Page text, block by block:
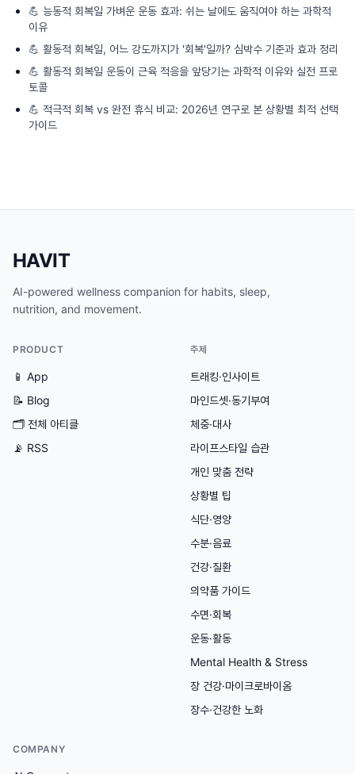
💪 능동적 회복일 가벼운 운동 효과: 쉬는 날에도 움직여야 하는 과학적
이유
💪 활동적 회복일, 어느 강도까지가 '회복'일까? 심박수 기준과 효과 정리
💪 활동적 회복일 운동이 근육 적응을 앞당기는 과학적 이유와 실전 프로
토콜
💪 적극적 회복 vs 완전 휴식 비교: 2026년 연구로 본 상황별 최적 선택
가이드
HAVIT
AI-powered wellness companion for habits, sleep,
nutrition, and movement.
PRODUCT
📱 App
📝 Blog
🗂 전체 아티클
📡 RSS
주제
트래킹·인사이트
마인드셋·동기부여
체중·대사
라이프스타일 습관
개인 맞춤 전략
상황별 팁
식단·영양
수분·음료
건강·질환
의약품 가이드
수면·회복
운동·활동
Mental Health & Stress
장 건강·마이크로바이옴
장수·건강한 노화
COMPANY